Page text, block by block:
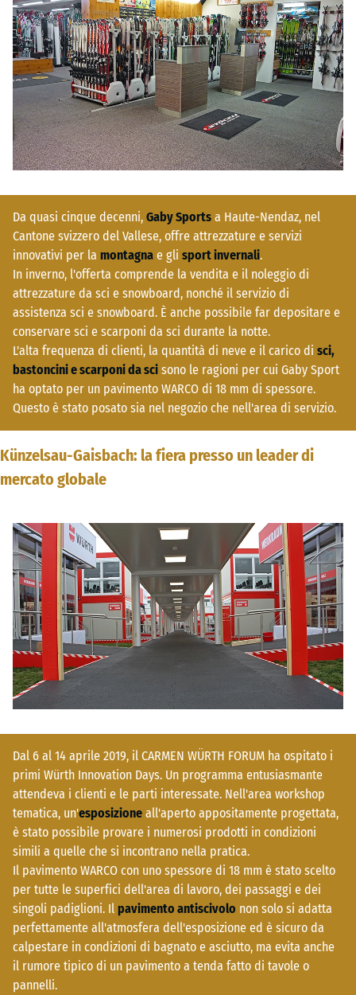
Da quasi cinque decenni, Gaby Sports a Haute-Nendaz, nel
Cantone svizzero del Vallese, offre attrezzature e servizi
innovativi per la montagna e gli sport invernali.
In inverno, l'offerta comprende la vendita e il noleggio di
attrezzature da sci e snowboard, nonché il servizio di
assistenza sci e snowboard. È anche possibile far depositare e
conservare sci e scarponi da sci durante la notte.
L'alta frequenza di clienti, la quantità di neve e il carico di sci,
bastoncini e scarponi da sci sono le ragioni per cui Gaby Sport
ha optato per un pavimento WARCO di 18 mm di spessore.
Questo è stato posato sia nel negozio che nell'area di servizio.
Künzelsau-Gaisbach: la fiera presso un leader di
mercato globale
Dal 6 al 14 aprile 2019, il CARMEN WÜRTH FORUM ha ospitato i
primi Würth Innovation Days. Un programma entusiasmante
attendeva i clienti e le parti interessate. Nell'area workshop
tematica, un'esposizione all'aperto appositamente progettata,
è stato possibile provare i numerosi prodotti in condizioni
simili a quelle che si incontrano nella pratica.
Il pavimento WARCO con uno spessore di 18 mm è stato scelto
per tutte le superfici dell'area di lavoro, dei passaggi e dei
singoli padiglioni. Il pavimento antiscivolo non solo si adatta
perfettamente all'atmosfera dell'esposizione ed è sicuro da
calpestare in condizioni di bagnato e asciutto, ma evita anche
il rumore tipico di un pavimento a tenda fatto di tavole o
pannelli.